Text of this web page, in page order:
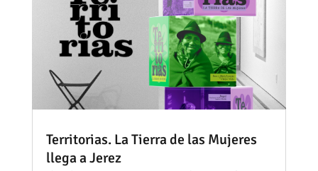
Territorias. La Tierra de las Mujeres
llega a Jerez